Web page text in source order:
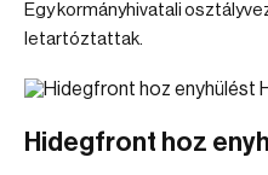
Egy kormányhivatali
letartóztattak.
Hidegfront hoz